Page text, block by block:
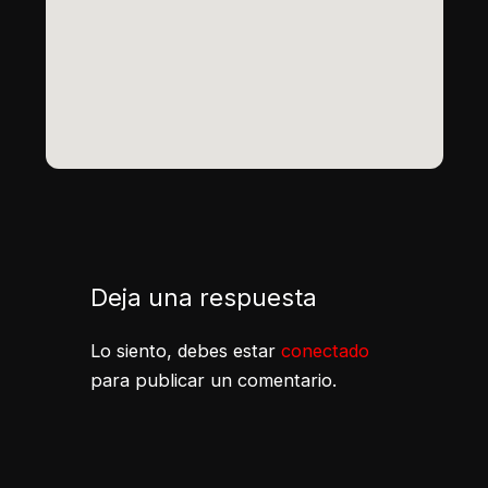
Deja una respuesta
Lo siento, debes estar conectado
para publicar un comentario.